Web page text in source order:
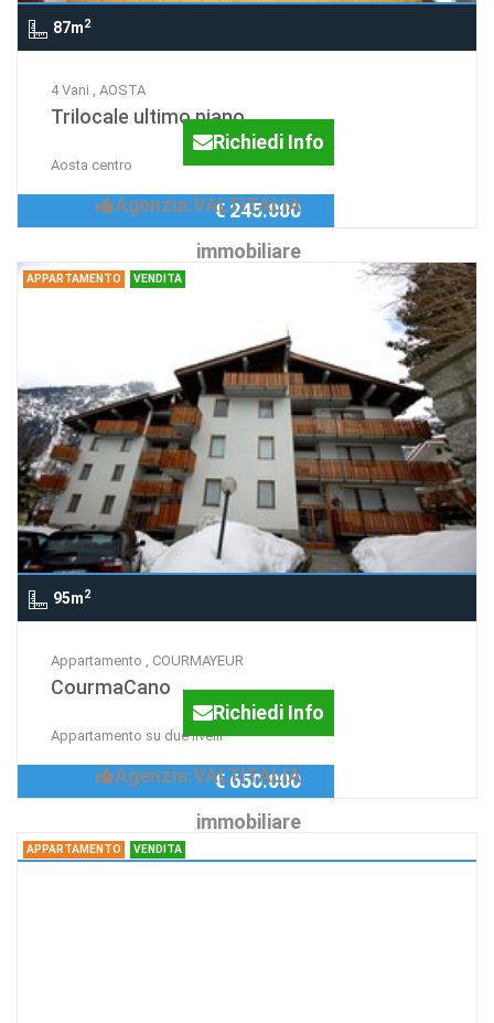
87m2
4 Vani , AOSTA
Trilocale ultimo piano
Aosta centro
Richiedi Info
Agenzia:VALTITALIA
immobiliare
€ 245.000
APPARTAMENTO VENDITA
95m2
Appartamento , COURMAYEUR
CourmaCano
Appartamento su due livelli
Richiedi Info
Agenzia:VALTITALIA
immobiliare
€ 650.000
APPARTAMENTO VENDITA